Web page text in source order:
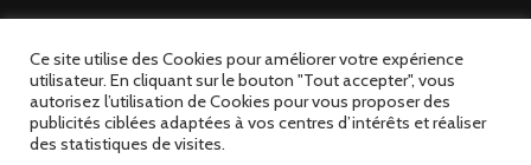
© 2023 Patisse France | Site développé parAlez PC
Ce site utilise des Cookies pour améliorer votre expérience
utilisateur. En cliquant sur le bouton "Tout accepter", vous
autorisez l’utilisation de Cookies pour vous proposer des
publicités ciblées adaptées à vos centres d’intérêts et réaliser
des statistiques de visites.